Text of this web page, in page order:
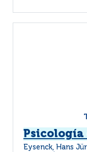
Psicología
Eysenck, Hans